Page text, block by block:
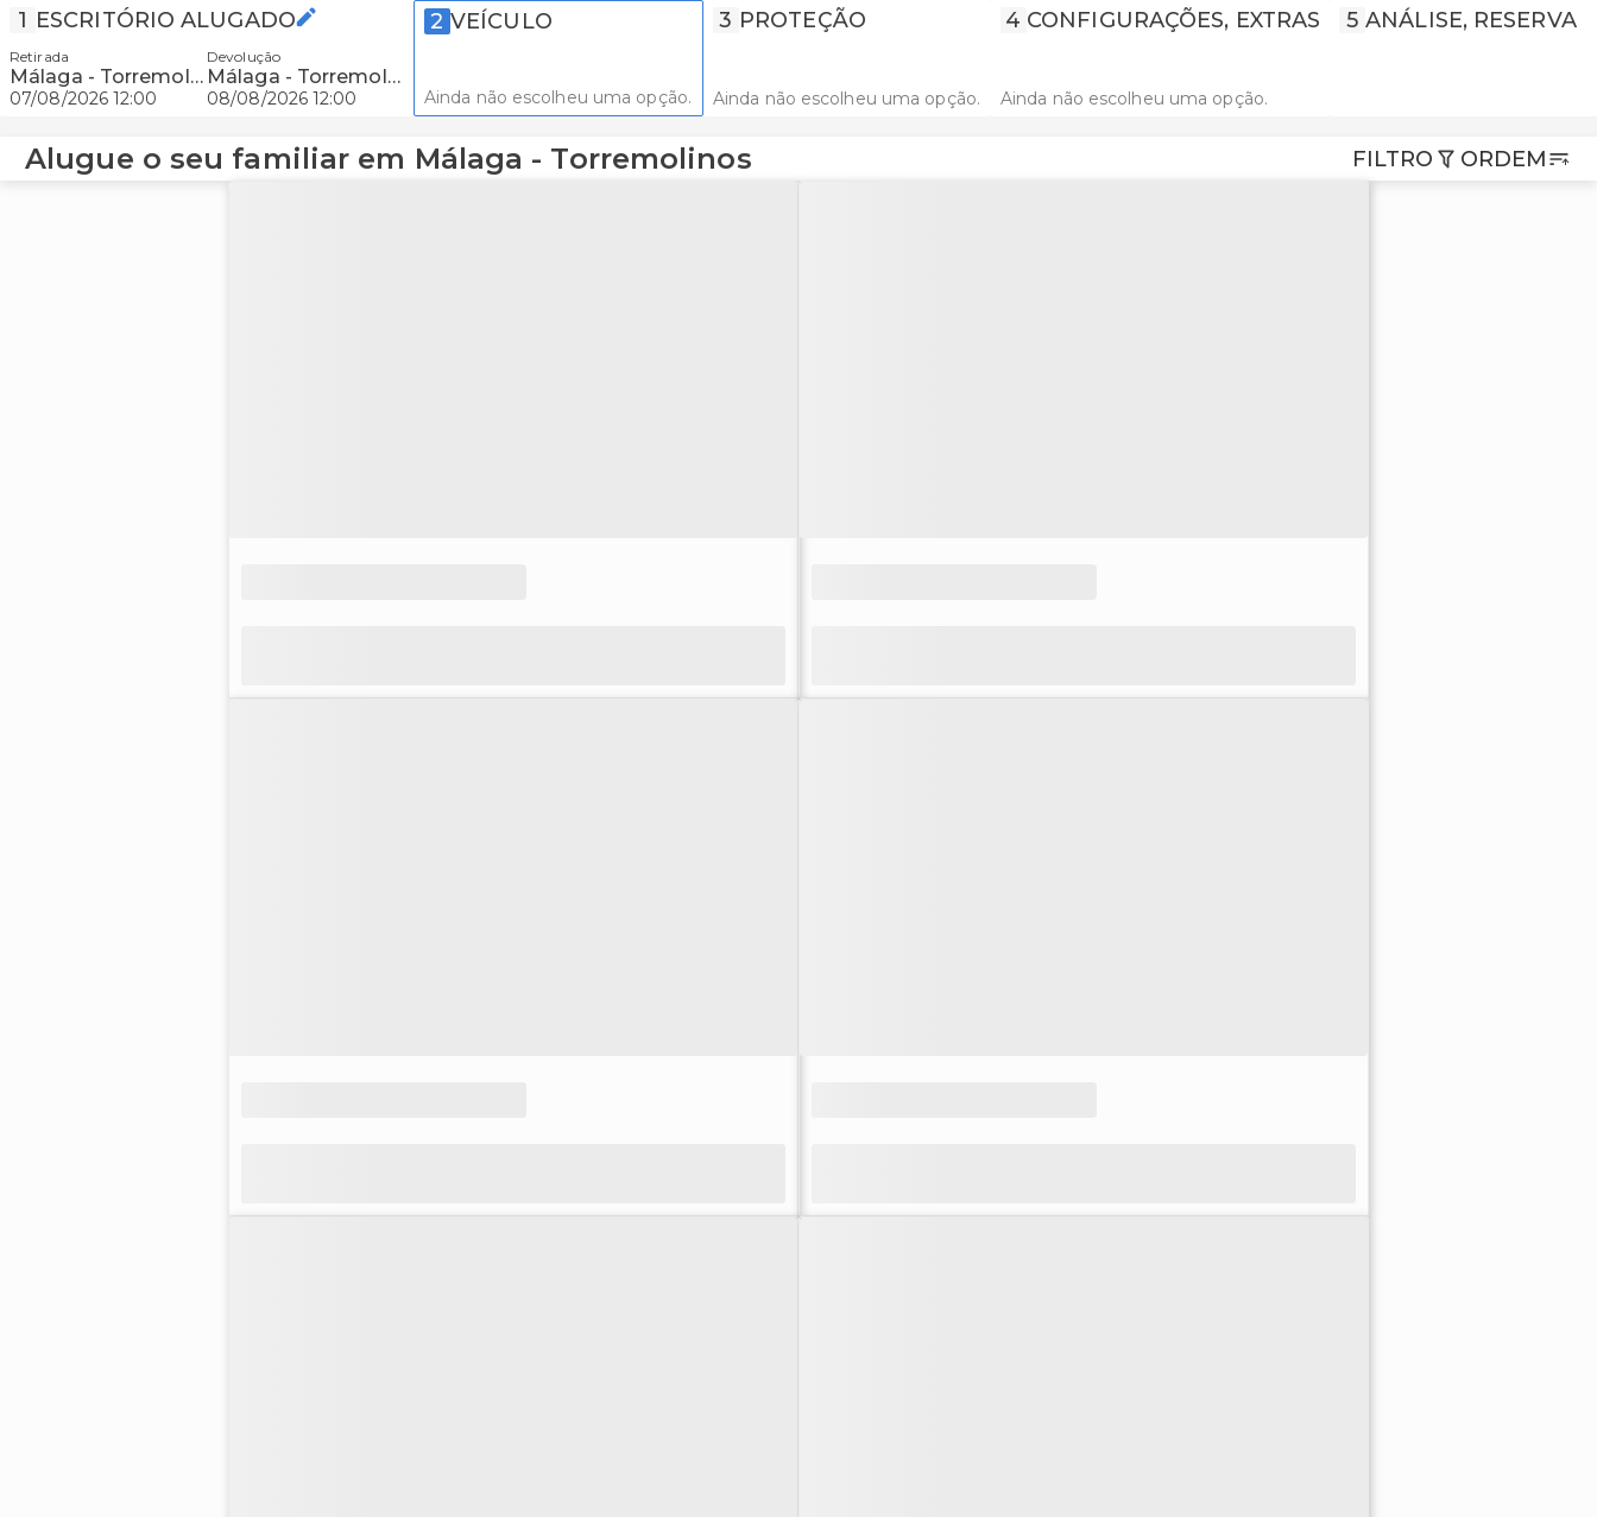
1 ESCRITÓRIO ALUGADO
Retirada
Málaga - Torremolinos
07/08/2026 12:00
Devolução
Málaga - Torremolinos
08/08/2026 12:00
2 VEÍCULO
Ainda não escolheu uma opção.
3 PROTEÇÃO
Ainda não escolheu uma opção.
4 CONFIGURAÇÕES, EXTRAS
Ainda não escolheu uma opção.
5 ANÁLISE, RESERVA
Alugue o seu familiar em Málaga - Torremolinos FILTRO ORDEM